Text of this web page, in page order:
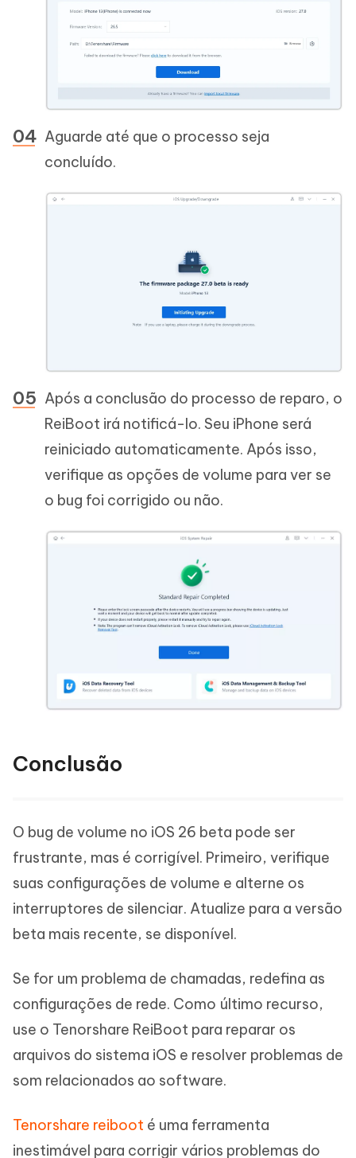
Aguarde até que o processo seja
concluído.
Após a conclusão do processo de reparo, o
ReiBoot irá notificá-lo. Seu iPhone será
reiniciado automaticamente. Após isso,
verifique as opções de volume para ver se
o bug foi corrigido ou não.
Conclusão
O bug de volume no iOS 26 beta pode ser
frustrante, mas é corrigível. Primeiro, verifique
suas configurações de volume e alterne os
interruptores de silenciar. Atualize para a versão
beta mais recente, se disponível.
Se for um problema de chamadas, redefina as
configurações de rede. Como último recurso,
use o Tenorshare ReiBoot para reparar os
arquivos do sistema iOS e resolver problemas de
som relacionados ao software.
Tenorshare reiboot é uma ferramenta
inestimável para corrigir vários problemas do